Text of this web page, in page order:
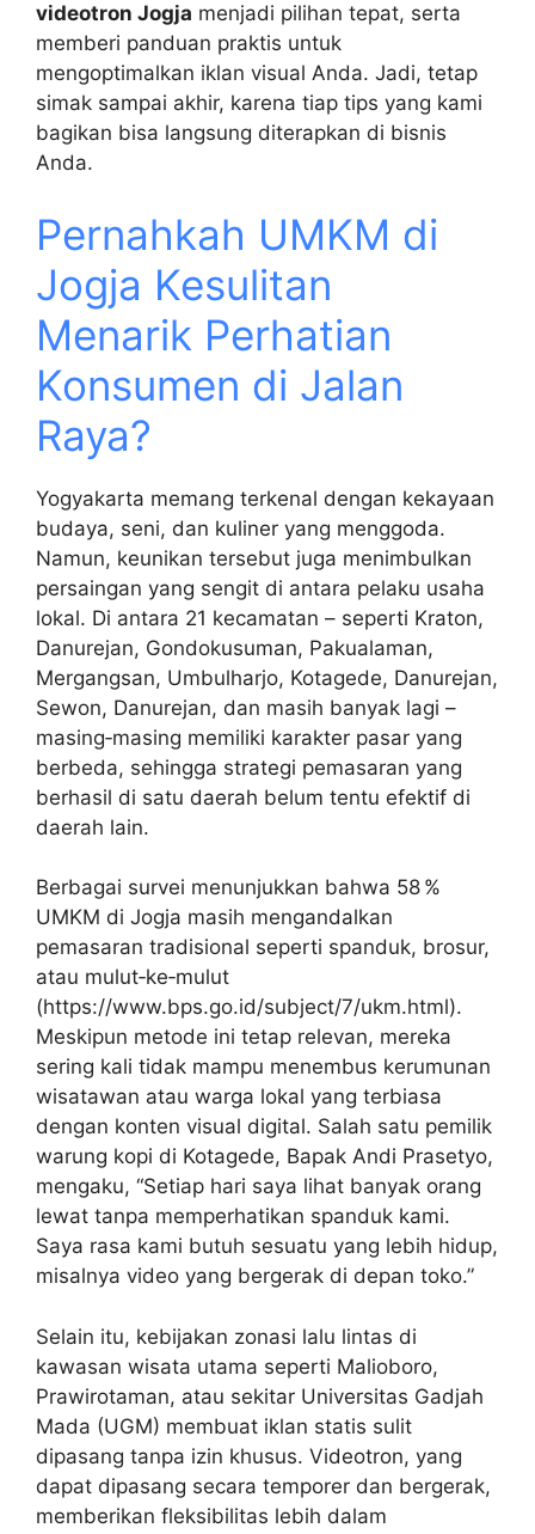
videotron Jogja menjadi pilihan tepat, serta
memberi panduan praktis untuk
mengoptimalkan iklan visual Anda. Jadi, tetap
simak sampai akhir, karena tiap tips yang kami
bagikan bisa langsung diterapkan di bisnis
Anda.
Pernahkah UMKM di
Jogja Kesulitan
Menarik Perhatian
Konsumen di Jalan
Raya?
Yogyakarta memang terkenal dengan kekayaan
budaya, seni, dan kuliner yang menggoda.
Namun, keunikan tersebut juga menimbulkan
persaingan yang sengit di antara pelaku usaha
lokal. Di antara 21 kecamatan – seperti Kraton,
Danurejan, Gondokusuman, Pakualaman,
Mergangsan, Umbulharjo, Kotagede, Danurejan,
Sewon, Danurejan, dan masih banyak lagi –
masing‑masing memiliki karakter pasar yang
berbeda, sehingga strategi pemasaran yang
berhasil di satu daerah belum tentu efektif di
daerah lain.
Berbagai survei menunjukkan bahwa 58 %
UMKM di Jogja masih mengandalkan
pemasaran tradisional seperti spanduk, brosur,
atau mulut‑ke‑mulut
(https://www.bps.go.id/subject/7/ukm.html).
Meskipun metode ini tetap relevan, mereka
sering kali tidak mampu menembus kerumunan
wisatawan atau warga lokal yang terbiasa
dengan konten visual digital. Salah satu pemilik
warung kopi di Kotagede, Bapak Andi Prasetyo,
mengaku, “Setiap hari saya lihat banyak orang
lewat tanpa memperhatikan spanduk kami.
Saya rasa kami butuh sesuatu yang lebih hidup,
misalnya video yang bergerak di depan toko.”
Selain itu, kebijakan zonasi lalu lintas di
kawasan wisata utama seperti Malioboro,
Prawirotaman, atau sekitar Universitas Gadjah
Mada (UGM) membuat iklan statis sulit
dipasang tanpa izin khusus. Videotron, yang
dapat dipasang secara temporer dan bergerak,
memberikan fleksibilitas lebih dalam